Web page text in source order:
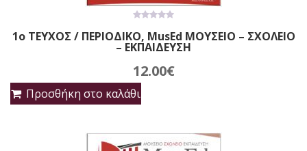
out
of
1ο ΤΕΥΧΟΣ / ΠΕΡΙΟΔΙΚΟ, MusEd ΜΟΥΣΕΙΟ – ΣΧΟΛΕΙΟ
– ΕΚΠΑΙΔΕΥΣΗ
12.00€
Προσθήκη στο καλάθι